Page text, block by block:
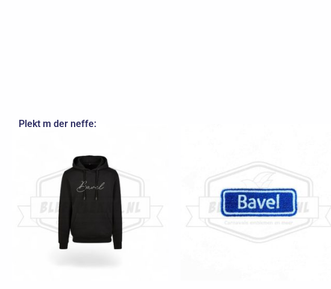
Plekt m der neffe:Oorspronkelijke
€65,75. €49,99.
heeft
meerdere
variaties.
kan